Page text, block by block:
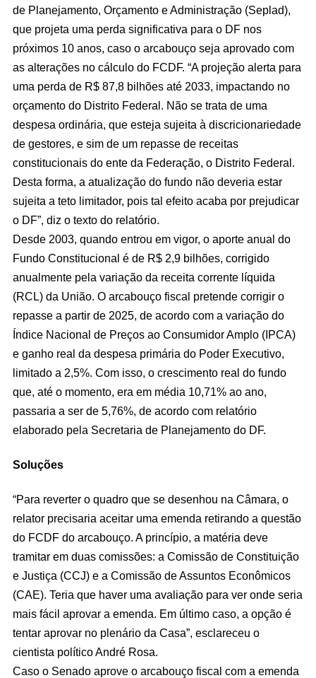
de Planejamento, Orçamento e Administração (Seplad),
que projeta uma perda significativa para o DF nos
próximos 10 anos, caso o arcabouço seja aprovado com
as alterações no cálculo do FCDF. “A projeção alerta para
uma perda de R$ 87,8 bilhões até 2033, impactando no
orçamento do Distrito Federal. Não se trata de uma
despesa ordinária, que esteja sujeita à discricionariedade
de gestores, e sim de um repasse de receitas
constitucionais do ente da Federação, o Distrito Federal.
Desta forma, a atualização do fundo não deveria estar
sujeita a teto limitador, pois tal efeito acaba por prejudicar
o DF”, diz o texto do relatório.
Desde 2003, quando entrou em vigor, o aporte anual do
Fundo Constitucional é de R$ 2,9 bilhões, corrigido
anualmente pela variação da receita corrente líquida
(RCL) da União. O arcabouço fiscal pretende corrigir o
repasse a partir de 2025, de acordo com a variação do
Índice Nacional de Preços ao Consumidor Amplo (IPCA)
e ganho real da despesa primária do Poder Executivo,
limitado a 2,5%. Com isso, o crescimento real do fundo
que, até o momento, era em média 10,71% ao ano,
passaria a ser de 5,76%, de acordo com relatório
elaborado pela Secretaria de Planejamento do DF.
Soluções
“Para reverter o quadro que se desenhou na Câmara, o
relator precisaria aceitar uma emenda retirando a questão
do FCDF do arcabouço. A princípio, a matéria deve
tramitar em duas comissões: a Comissão de Constituição
e Justiça (CCJ) e a Comissão de Assuntos Econômicos
(CAE). Teria que haver uma avaliação para ver onde seria
mais fácil aprovar a emenda. Em último caso, a opção é
tentar aprovar no plenário da Casa”, esclareceu o
cientista político André Rosa.
Caso o Senado aprove o arcabouço fiscal com a emenda